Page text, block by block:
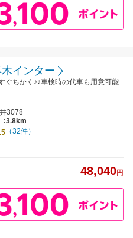
インター
ちかく♪♪車検時の代車も用意可能
3078
:3.8km
（32件）
48,040円